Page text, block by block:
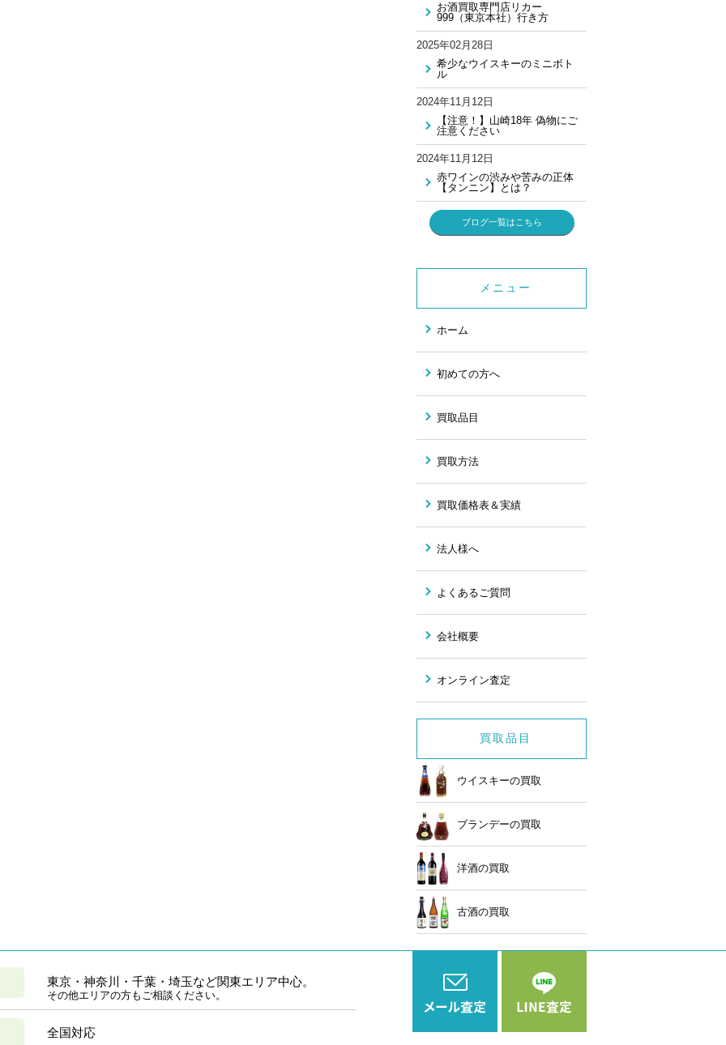
お酒買取専門店リカー
999（東京本社）行き方
2025年02月28日
希少なウイスキーのミニボト
ル
2024年11月12日
【注意！】山崎18年 偽物にご
注意ください
2024年11月12日
赤ワインの渋みや苦みの正体
【タンニン】とは？
ブログ一覧はこちら
メニュー
ホーム
初めての方へ
買取品目
買取方法
買取価格表＆実績
法人様へ
よくあるご質問
会社概要
オンライン査定
買取品目
ウイスキーの買取
ブランデーの買取
洋酒の買取
古酒の買取
東京・神奈川・千葉・埼玉など関東エリア中心。
その他エリアの方もご相談ください。
全国対応